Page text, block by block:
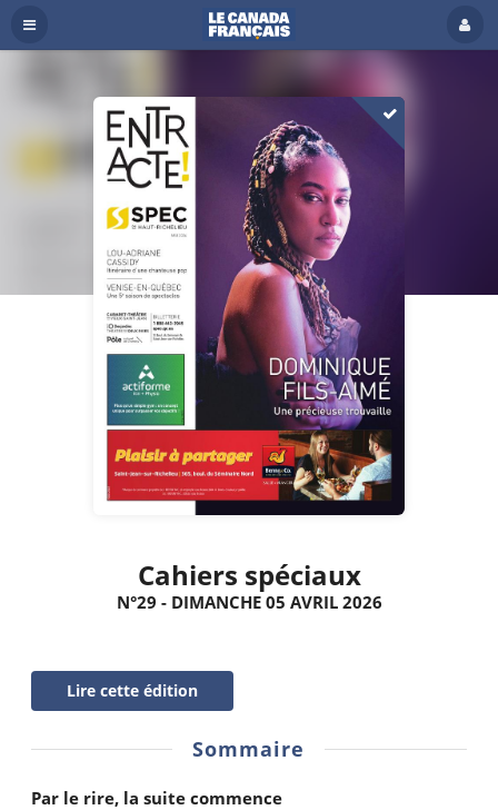
Cahiers spéciaux
N°29 - DIMANCHE 05 AVRIL 2026
Lire cette édition
Sommaire
Par le rire, la suite commence